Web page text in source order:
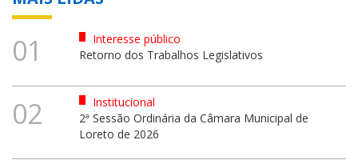
01
Interesse público
Retorno dos Trabalhos Legislativos
02
Institucional
2ª Sessão Ordinária da Câmara Municipal de
Loreto de 2026